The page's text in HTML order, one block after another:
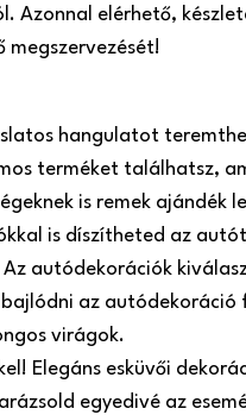
Azonnal elérhető,
megszervezését!
hangulatot
terméket találhatsz,
is remek
is díszítheted az
autódekorációk
az
virágok.
Elegáns esküvői
egyedivé az